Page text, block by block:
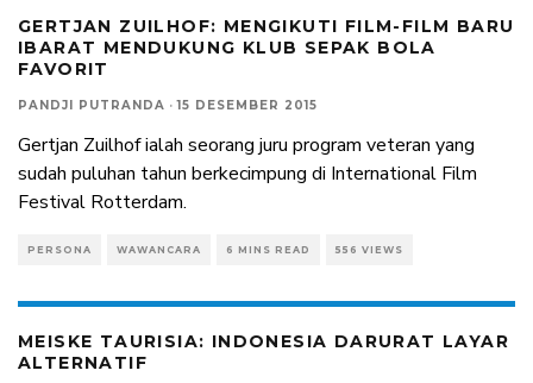
GERTJAN ZUILHOF: MENGIKUTI FILM-FILM BARU
IBARAT MENDUKUNG KLUB SEPAK BOLA
FAVORIT
PANDJI PUTRANDA · 15 DESEMBER 2015
Gertjan Zuilhof ialah seorang juru program veteran yang
sudah puluhan tahun berkecimpung di International Film
Festival Rotterdam.
PERSONA WAWANCARA 6 MINS READ 556 VIEWS
MEISKE TAURISIA: INDONESIA DARURAT LAYAR
ALTERNATIF